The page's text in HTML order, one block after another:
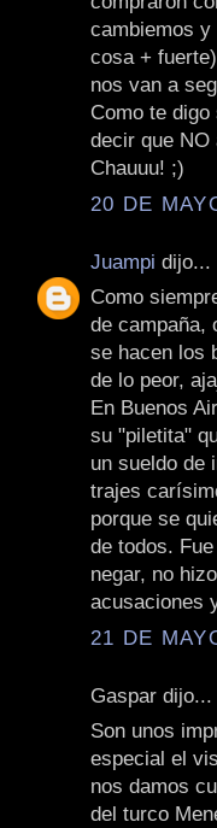
cambiemos y
cosa +
nos van a
Como te
decir que NO
Chauuu! ;)
20 DE
Juampi dijo...
Como
de campaña,
se hacen los
de lo peor,
En Buenos
su "piletita"
un sueldo de
trajes
porque se
de todos.
negar, no
acusaciones
21 DE
Gaspar dijo...
Son unos
especial el
nos damos
del turco